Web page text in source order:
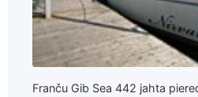
Franču Gib Sea 442 jahta